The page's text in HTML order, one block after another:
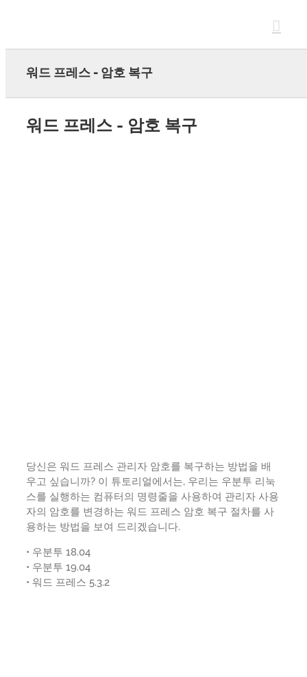
워드 프레스 - 암호 복구
워드 프레스 - 암호 복구
당신은 워드 프레스 관리자 암호를 복구하는 방법을 배
우고 싶습니까? 이 튜토리얼에서는, 우리는 우분투 리눅
스를 실행하는 컴퓨터의 명령줄을 사용하여 관리자 사용
자의 암호를 변경하는 워드 프레스 암호 복구 절차를 사
용하는 방법을 보여 드리겠습니다.
• 우분투 18.04
• 우분투 19.04
• 워드 프레스 5.3.2